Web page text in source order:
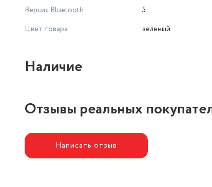
Версия Bluetooth
5
Цвет товара
зеленый
Наличие
Отзывы реальных
Написать отзыв